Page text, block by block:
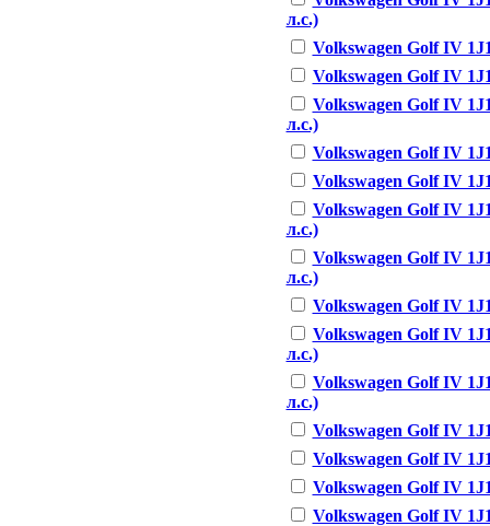
л.с.)
Volkswagen Golf IV
Volkswagen Golf IV
Volkswagen Golf IV
л.с.)
Volkswagen Golf IV
Volkswagen Golf IV
Volkswagen Golf IV
л.с.)
Volkswagen Golf IV
л.с.)
Volkswagen Golf IV
Volkswagen Golf IV
л.с.)
Volkswagen Golf IV
л.с.)
Volkswagen Golf IV
Volkswagen Golf IV
Volkswagen Golf IV
Volkswagen Golf IV